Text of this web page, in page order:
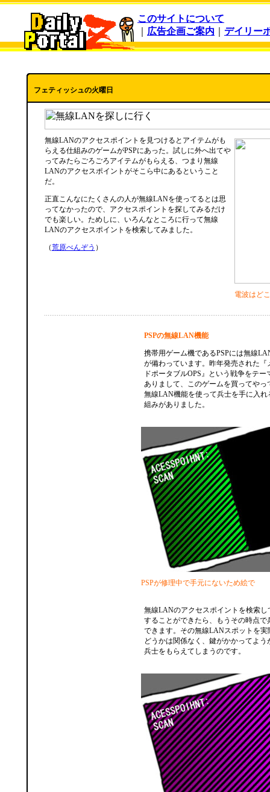
このサイトについて
広告企画ご案内 デイリー
フェティッシュの火曜日
電波はど
無線LANのアクセスポイントを見つけるとアイテムがも
らえる仕組みのゲームがPSPにあった。試しに外へ出てや
ってみたらごろごろアイテムがもらえる、つまり無線
LANのアクセスポイントがそこら中にあるということ
だ。
正直こんなにたくさんの人が無線LANを使ってるとは思
ってなかったので、アクセスポイントを探してみるだけ
でも楽しい。ためしに、いろんなところに行って無線
LANのアクセスポイントを検索してみました。
（荒原べんぞう ）
PSPの無線LAN機能
携帯用ゲーム機であるPSPには無線
が備わっています。昨年発売された『
ドポータブルOPS』という戦争をテー
ありまして、このゲームを買ってやっ
無線LAN機能を使って兵士を手に入れ
組みがありました。
PSPが修理中で手元にないため絵で
無線LANのアクセスポイントを検索し
することができたら、もうその時点で
できます。その無線LANスポットを実
どうかは関係なく、鍵がかかってよう
兵士をもらえてしまうのです。